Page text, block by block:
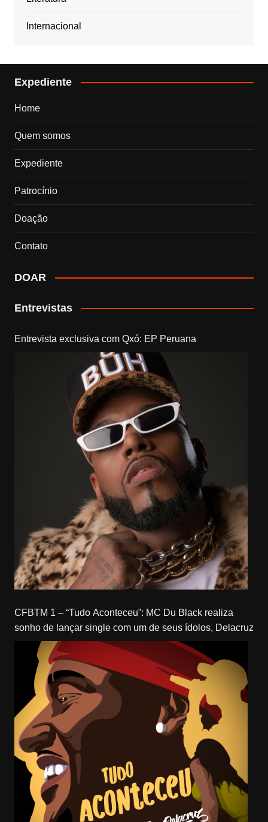
Internacional
Expediente
Home
Quem somos
Expediente
Patrocínio
Doação
Contato
DOAR
Entrevistas
Entrevista exclusiva com Qxó: EP Peruana
CFBTM 1 – “Tudo Aconteceu”: MC Du Black realiza
sonho de lançar single com um de seus ídolos, Delacruz